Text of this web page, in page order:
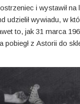
i wystawił na
udzielił wywiadu, w
to, jak 31 marca
pobiegł z Astorii do